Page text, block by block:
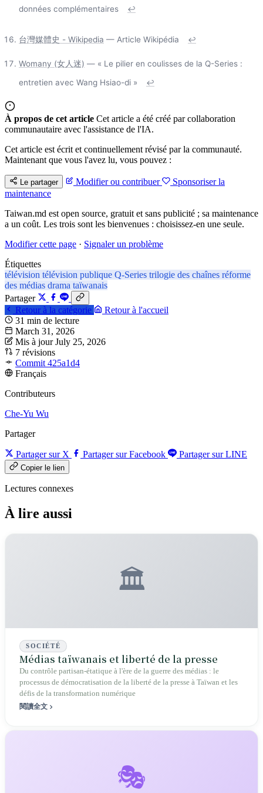
données complémentaires
↩
台灣媒體史 - Wikipedia — Article Wikipédia ↩
Womany (女人迷) — « Le pilier en coulisses de la Q-Series :
entretien avec Wang Hsiao-di »
↩
À propos de cet article Cet article a été créé par collaboration
communautaire avec l'assistance de l'IA.
Cet article est écrit et continuellement révisé par la communauté.
Maintenant que vous l'avez lu, vous pouvez :
Le partager Modifier ou contribuer
Sponsoriser la
maintenance
Taiwan.md est open source, gratuit et sans publicité ; sa maintenance
a un coût. Les trois sont les bienvenues : choisissez-en une seule.
Modifier cette page · Signaler un problème
Étiquettes
télévision télévision publique Q-Series trilogie des chaînes réforme
des médias drama taïwanais
Partager
Retour à la catégorie
Retour à l'accueil
31 min de lecture
March 31, 2026
Mis à jour July 25, 2026
7 révisions
Commit 425a1d4
Français
Contributeurs
Che-Yu Wu
Partager
Partager sur X Partager sur Facebook Partager sur LINE
Copier le lien
Lectures connexes
À lire aussi
🏛️
SOCIÉTÉ
Médias taïwanais et liberté de la presse
Du contrôle partisan-étatique à l'ère de la guerre des médias : le
processus de démocratisation de la liberté de la presse à Taïwan et les
défis de la transformation numérique
閱讀全文
🎭